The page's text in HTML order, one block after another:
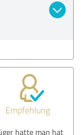
Empfehlung
hatte man hat